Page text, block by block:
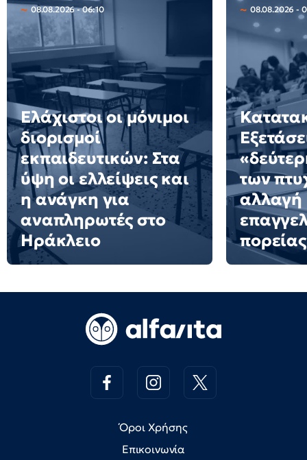
08.08.2026 - 06:10
Ελάχιστοι οι μόνιμοι
διορισμοί
εκπαιδευτικών: Στα
ύψη οι ελλείψεις και
η ανάγκη για
αναπληρωτές στο
Ηράκλειο
08.08.2026 -
των
αλλαγή
πορείας
Όροι Χρήσης
Επικοινωνία